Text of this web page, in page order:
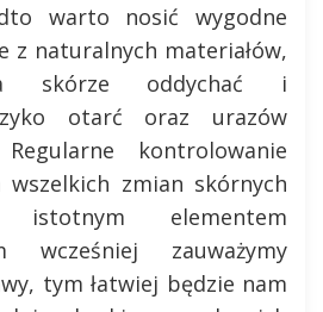
warto nosić wygodne
z naturalnych materiałów,
skórze oddychać i
otarć oraz urazów
Regularne kontrolowanie
zmian skórnych
elementem
wcześniej zauważymy
tym łatwiej będzie nam